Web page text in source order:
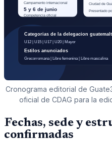
Cronograma editorial de
oficial de CDAG para la
Fechas, sede y
confirmadas